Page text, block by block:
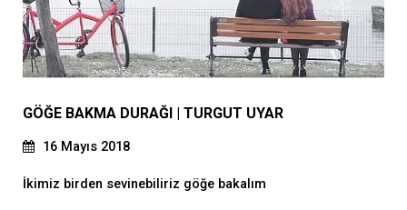
GÖĞE BAKMA DURAĞI | TURGUT UYAR
16 Mayıs 2018
İkimiz birden sevinebiliriz göğe bakalım